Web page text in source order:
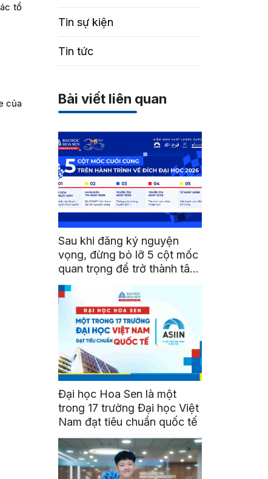
tổ
của
Tin sự kiện
Tin tức
Bài viết liên quan
Sau khi đăng ký nguyện
vọng, đừng bỏ lỡ 5 cột mốc
quan trọng để trở thành tân
sinh viên HSU
Đại học Hoa Sen là một
trong 17 trường Đại học Việt
Nam đạt tiêu chuẩn quốc tế